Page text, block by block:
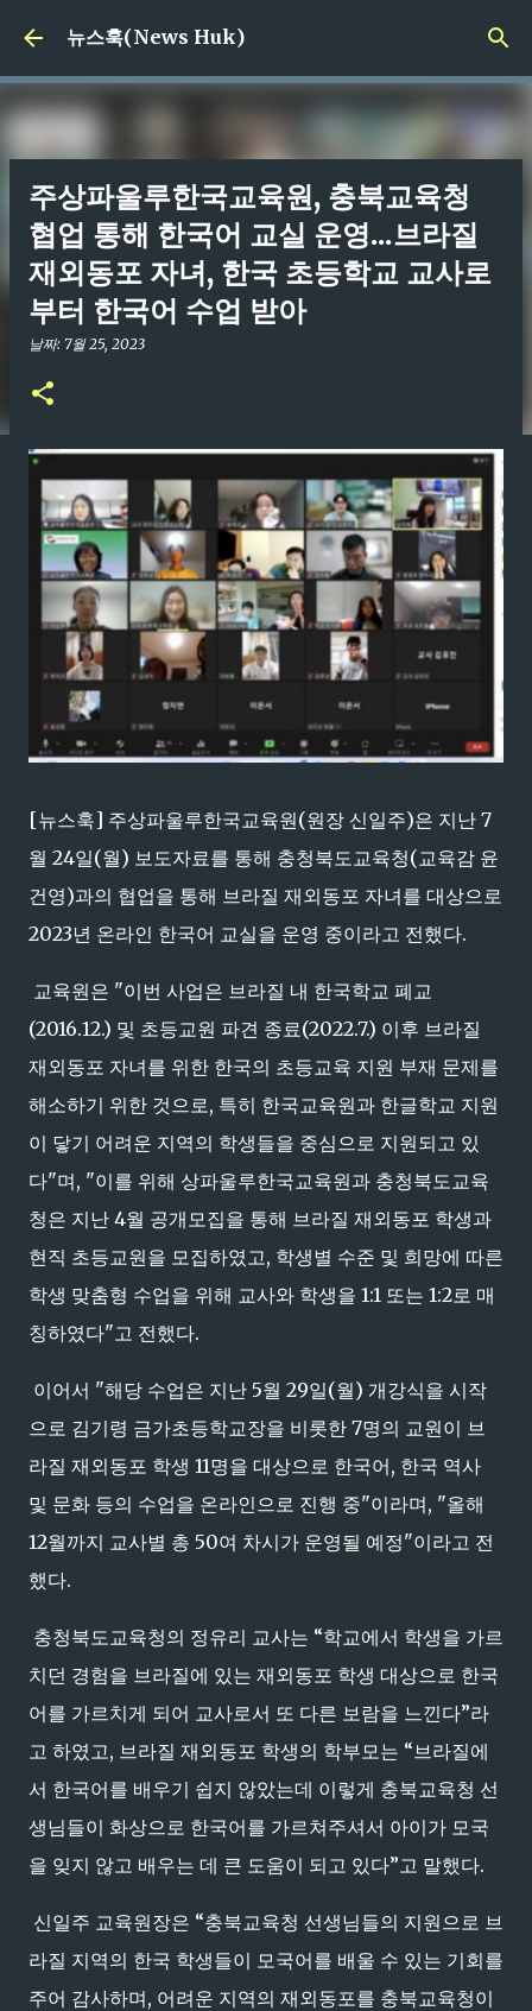
기본 콘텐츠로 건너뛰기
뉴스훅(News Huk)
주상파울루한국교육원, 충북교육청
협업 통해 한국어 교실 운영...브라질
재외동포 자녀, 한국 초등학교 교사로
부터 한국어 수업 받아
날짜: 7월 25, 2023
[뉴스훅] 주상파울루한국교육원(원장 신일주)은 지난 7
월 24일(월) 보도자료를 통해 충청북도교육청(교육감 윤
건영)과의 협업을 통해 브라질 재외동포 자녀를 대상으로
2023년 온라인 한국어 교실을 운영 중이라고 전했다.
교육원은 "이번 사업은 브라질 내 한국학교 폐교
(2016.12.) 및 초등교원 파견 종료(2022.7.) 이후 브라질
재외동포 자녀를 위한 한국의 초등교육 지원 부재 문제를
해소하기 위한 것으로, 특히 한국교육원과 한글학교 지원
이 닿기 어려운 지역의 학생들을 중심으로 지원되고 있
다"며, "이를 위해 상파울루한국교육원과 충청북도교육
청은 지난 4월 공개모집을 통해 브라질 재외동포 학생과
현직 초등교원을 모집하였고, 학생별 수준 및 희망에 따른
학생 맞춤형 수업을 위해 교사와 학생을 1:1 또는 1:2로 매
칭하였다"고 전했다.
이어서 "해당 수업은 지난 5월 29일(월) 개강식을 시작
으로 김기령 금가초등학교장을 비롯한 7명의 교원이 브
라질 재외동포 학생 11명을 대상으로 한국어, 한국 역사
및 문화 등의 수업을 온라인으로 진행 중"이라며, "올해
12월까지 교사별 총 50여 차시가 운영될 예정"이라고 전
했다.
충청북도교육청의 정유리 교사는 “학교에서 학생을 가르
치던 경험을 브라질에 있는 재외동포 학생 대상으로 한국
어를 가르치게 되어 교사로서 또 다른 보람을 느낀다”라
고 하였고, 브라질 재외동포 학생의 학부모는 “브라질에
서 한국어를 배우기 쉽지 않았는데 이렇게 충북교육청 선
생님들이 화상으로 한국어를 가르쳐주셔서 아이가 모국
을 잊지 않고 배우는 데 큰 도움이 되고 있다”고 말했다.
신일주 교육원장은 “충북교육청 선생님들의 지원으로 브
라질 지역의 한국 학생들이 모국어를 배울 수 있는 기회를
주어 감사하며, 어려운 지역의 재외동포를 충북교육청이